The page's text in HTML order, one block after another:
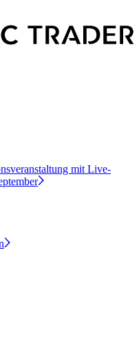
mit Live-